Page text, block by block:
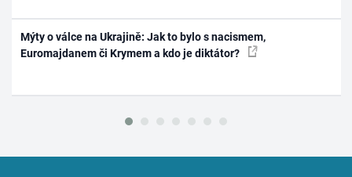
Mýty o válce na Ukrajině: Jak to bylo s nacismem,
Euromajdanem či Krymem a kdo je diktátor?